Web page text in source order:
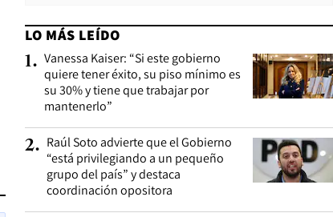
LO MÁS LEÍDO
1. Vanessa Kaiser: “Si este gobierno
quiere tener éxito, su piso mínimo es
su 30% y tiene que trabajar por
mantenerlo”
2. Raúl Soto advierte que el Gobierno
“está privilegiando a un pequeño
grupo del país” y destaca
coordinación opositora